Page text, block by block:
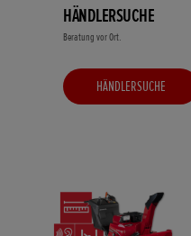
HÄNDLERSUCHE
Beratung vor Ort.
HÄNDLERSUCHE